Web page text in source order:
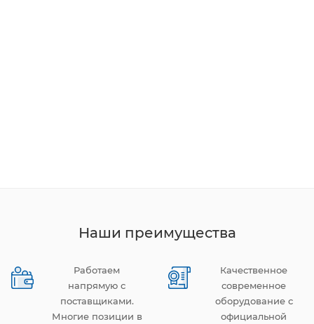
Наши преимущества
Работаем
напрямую с
поставщиками.
Многие позиции в
Качественное
современное
оборудование с
официальной